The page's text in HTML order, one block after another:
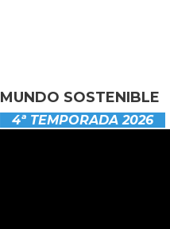
MUNDO SOSTENIBLE
4ª TEMPORADA 2026